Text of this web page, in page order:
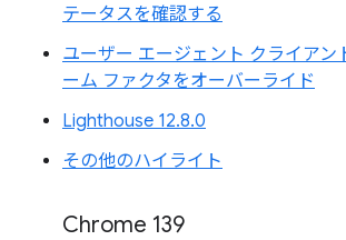
テータスを確認する
ユーザー エージェント クライアン
ーム ファクタをオーバーライド
Lighthouse 12.8.0
その他のハイライト
Chrome 139